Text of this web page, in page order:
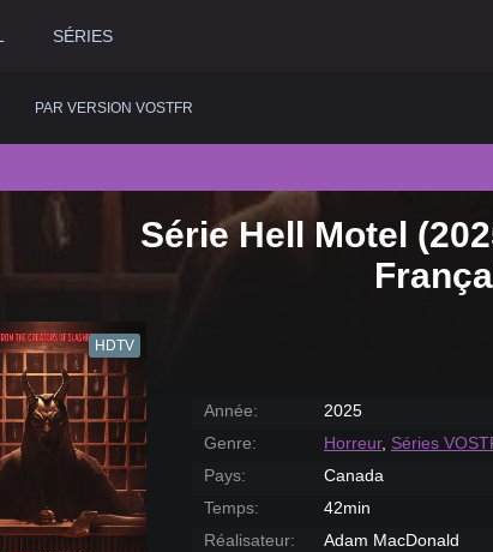
SÉRIES
Historique
Musical
Policier
Romance
Science fiction
2017
2016
2015
PAR VERSION VOSTFR
Série Hell Motel
HDTV
Année:
2025
Genre:
Horreur, Séries
Pays:
Canada
Temps:
42min
Réalisateur:
Adam MacDonald